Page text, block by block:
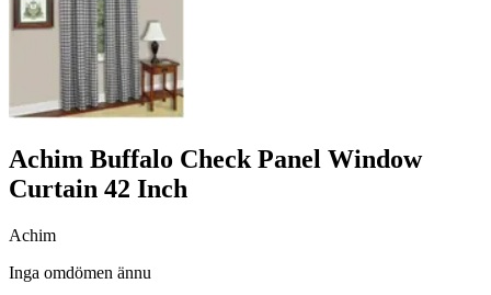
Achim Buffalo Check Panel Window
Curtain 42 Inch
Achim
Inga omdömen ännu